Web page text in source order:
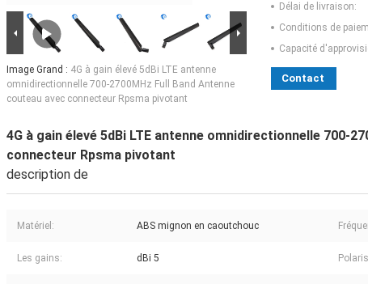
Image Grand : 4G à gain élevé 5dBi LTE antenne
omnidirectionnelle 700-2700MHz Full Band Antenne
couteau avec connecteur Rpsma pivotant
Délai de livraison:
Conditions de
Capacité
Contact
4G à gain élevé 5dBi LTE antenne omnidirectionnelle 700-
connecteur Rpsma pivotant
description de
Matériel: ABS mignon en caoutchouc
Les gains: dBi 5